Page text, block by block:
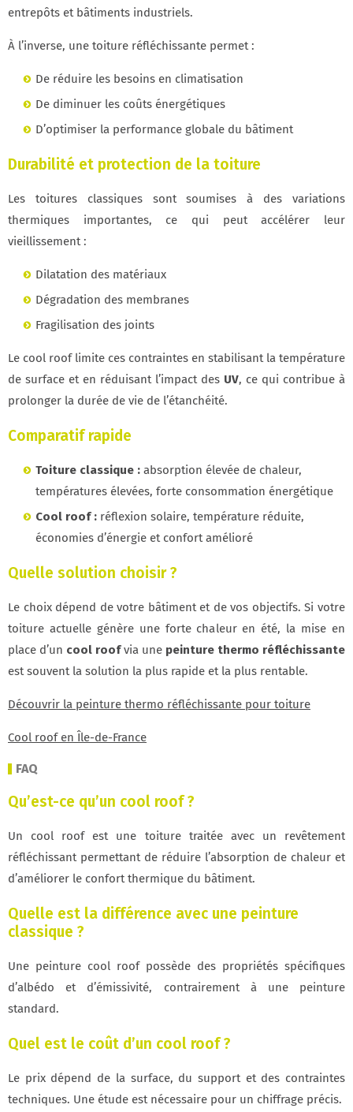
entrepôts et bâtiments industriels.
À l’inverse, une toiture réfléchissante permet :
De réduire les besoins en climatisation
De diminuer les coûts énergétiques
D’optimiser la performance globale du bâtiment
Durabilité et protection de la toiture
Les toitures classiques sont soumises à des variations
thermiques importantes, ce qui peut accélérer leur
vieillissement :
Dilatation des matériaux
Dégradation des membranes
Fragilisation des joints
Le cool roof limite ces contraintes en stabilisant la température
de surface et en réduisant l’impact des UV, ce qui contribue à
prolonger la durée de vie de l’étanchéité.
Comparatif rapide
Toiture classique : absorption élevée de chaleur,
températures élevées, forte consommation énergétique
Cool roof : réflexion solaire, température réduite,
économies d’énergie et confort amélioré
Quelle solution choisir ?
Le choix dépend de votre bâtiment et de vos objectifs. Si votre
toiture actuelle génère une forte chaleur en été, la mise en
place d’un cool roofvia une peinture thermo réfléchissante
est souvent la solution la plus rapide et la plus rentable.
Découvrir la peinture thermo réfléchissante pour toiture
Cool roof en Île-de-France
FAQ
Qu’est-ce qu’un cool roof ?
Un cool roof est une toiture traitée avec un revêtement
réfléchissant permettant de réduire l’absorption de chaleur et
d’améliorer le confort thermique du bâtiment.
Quelle est la différence avec une peinture
classique ?
Une peinture cool roof possède des propriétés spécifiques
d’albédo et d’émissivité, contrairement à une peinture
standard.
Quel est le coût d’un cool roof ?
Le prix dépend de la surface, du support et des contraintes
techniques. Une étude est nécessaire pour un chiffrage précis.